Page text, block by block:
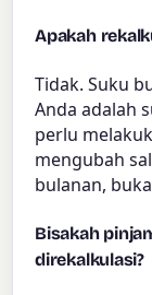
Apakah
Tidak. Suku
Anda adalah
perlu
mengubah
bulanan,
Bisakah
direkalkulasi?